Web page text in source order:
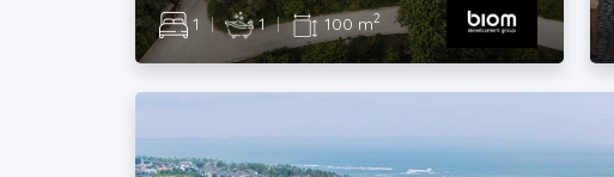
1 | 1 | 100 m2